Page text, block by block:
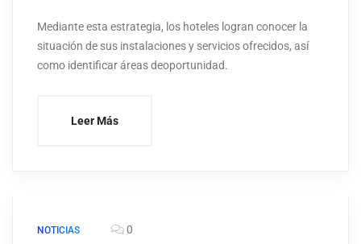
Mediante esta estrategia, los hoteles logran conocer la
situación de sus instalaciones y servicios ofrecidos, así
como identificar áreas deoportunidad.
Leer Más
NOTICIAS 0